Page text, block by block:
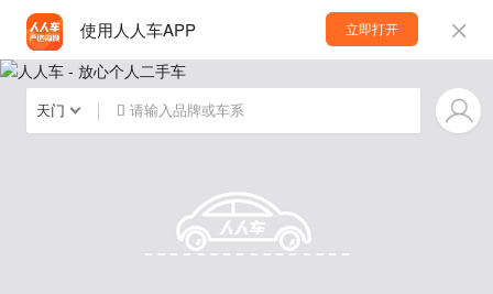
使用人人车APP 立即打开
天门 请输入品牌或车系